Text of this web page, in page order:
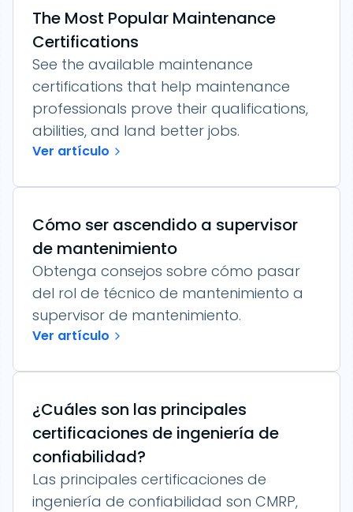
The Most Popular Maintenance
Certifications
See the available maintenance
certifications that help maintenance
professionals prove their qualifications,
abilities, and land better jobs.
Ver artículo
Cómo ser ascendido a supervisor
de mantenimiento
Obtenga consejos sobre cómo pasar
del rol de técnico de mantenimiento a
supervisor de mantenimiento.
Ver artículo
¿Cuáles son las principales
certificaciones de ingeniería de
confiabilidad?
Las principales certificaciones de
ingeniería de confiabilidad son CMRP,